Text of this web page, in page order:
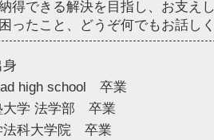
得できる解決を目指し、お支え
ったこと、どうぞ何でもお話し
high school 卒業
大学 法学部 卒業
法科大学院 卒業